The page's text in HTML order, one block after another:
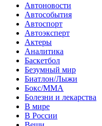
Автоновости
Автособытия
Автоспорт
Автоэксперт
Актеры
Аналитика
Баскетбол
Безумный мир
Биатлон/Лыжи
Бокс/MMA
Болезни и лекарства
В мире
В России